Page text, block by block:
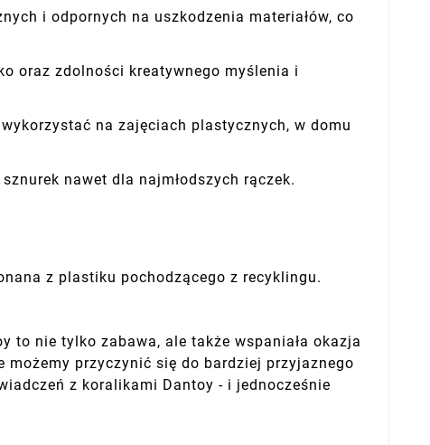
i odpornych na uszkodzenia materiałów, co
oraz zdolności kreatywnego myślenia i
na zajęciach plastycznych, w domu
nawet dla najmłodszych rączek.
z plastiku pochodzącego z recyklingu.
to nie tylko zabawa, ale także wspaniała okazja
przyczynić się do bardziej przyjaznego
z koralikami Dantoy - i jednocześnie